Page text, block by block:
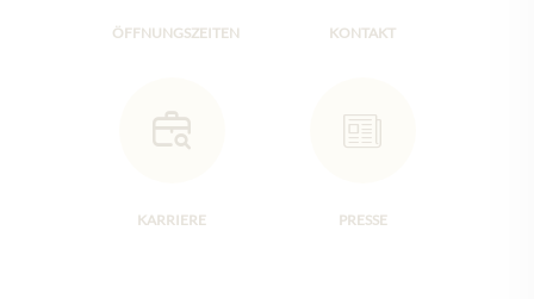
ÖFFNUNGSZEITEN KONTAKT
KARRIERE PRESSE